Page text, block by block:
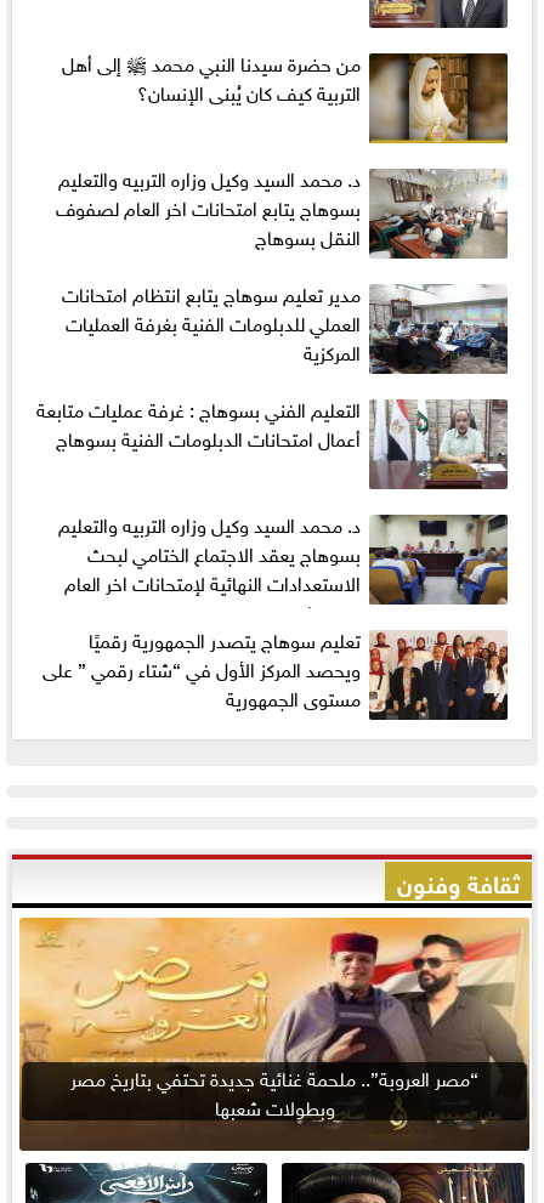
من حضرة سيدنا النبي محمد ﷺ إلى أهل
التربية كيف كان يُبنى الإنسان؟
د. محمد السيد وكيل وزاره التربيه والتعليم
بسوهاج يتابع امتحانات اخر العام لصفوف
النقل بسوهاج
مدير تعليم سوهاج يتابع انتظام امتحانات
العملي للدبلومات الفنية بغرفة العمليات
المركزية
التعليم الفني بسوهاج : غرفة عمليات متابعة
أعمال امتحانات الدبلومات الفنية بسوهاج
د. محمد السيد وكيل وزاره التربيه والتعليم
بسوهاج يعقد الاجتماع الختامي لبحث
الاستعدادات النهائية لإمتحانات اخر العام
تعليم سوهاج يتصدر الجمهورية رقميًا
ويحصد المركز الأول في “شتاء رقمي ” على
مستوى الجمهورية
ثقافة وفنون
“مصر العروبة”.. ملحمة غنائية جديدة تحتفي بتاريخ مصر
وبطولات شعبها